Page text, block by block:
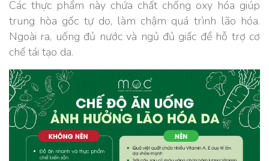
Các thực phẩm này chứa chất chống oxy hóa giúp
trung hòa gốc tự do, làm chậm quá trình lão hóa.
Ngoài ra, uống đủ nước và ngủ đủ giấc để hỗ trợ cơ
chế tái tạo da.